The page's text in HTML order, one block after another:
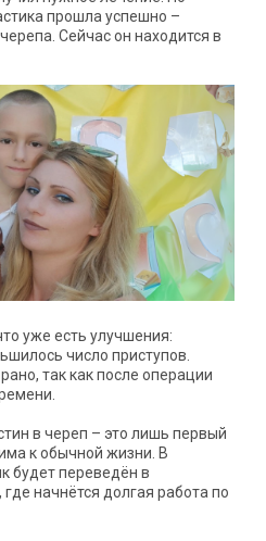
прошла успешно –
Сейчас он находится в
уже есть улучшения:
число приступов.
так как после операции
в череп – это лишь первый
к обычной жизни. В
будет переведён в
начнётся долгая работа по